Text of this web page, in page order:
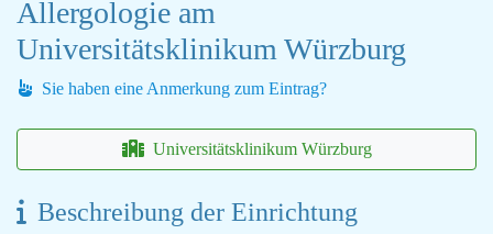
Allergologie am
Universitätsklinikum Würzburg
Sie haben eine Anmerkung zum Eintrag?
Universitätsklinikum Würzburg
Beschreibung der Einrichtung